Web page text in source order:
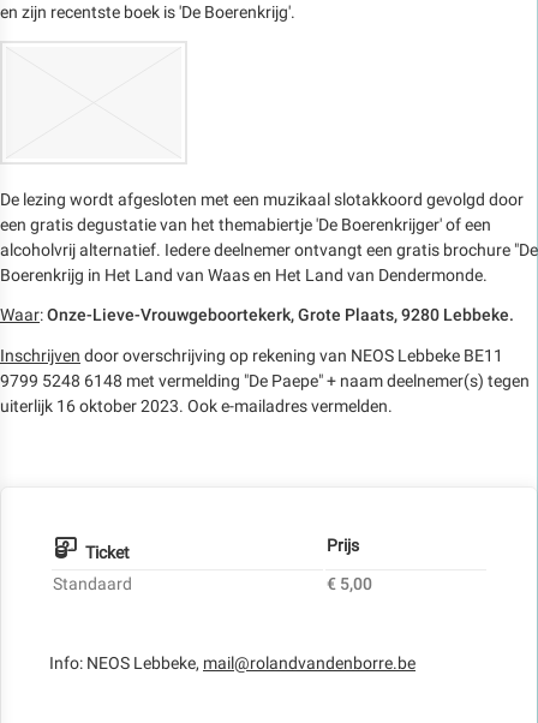
en zijn recentste boek is 'De Boerenkrijg'.
De lezing wordt afgesloten met een muzikaal slotakkoord gevolgd door
een gratis degustatie van het themabiertje 'De Boerenkrijger' of een
alcoholvrij alternatief. Iedere deelnemer ontvangt een gratis brochure "De
Boerenkrijg in Het Land van Waas en Het Land van Dendermonde.
Waar:Onze-Lieve-Vrouwgeboortekerk, Grote Plaats, 9280 Lebbeke.
Inschrijven door overschrijving op rekening van NEOS Lebbeke BE11
9799 5248 6148 met vermelding "De Paepe" + naam deelnemer(s) tegen
uiterlijk 16 oktober 2023. Ook e-mailadres vermelden.
Ticket
Prijs
Standaard
€ 5,00
Info: NEOS Lebbeke, mail@rolandvandenborre.be